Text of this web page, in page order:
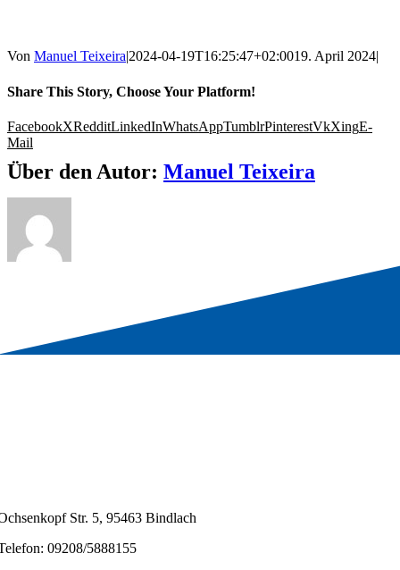
Von Manuel Teixeira|2024-04-19T16:25:47+02:0019. April 2024|
Share This Story, Choose Your Platform!
FacebookXRedditLinkedInWhatsAppTumblrPinterestVkXingE-
Mail
Über den Autor: Manuel Teixeira
Str. 5, 95463 Bindlach
09208/5888155